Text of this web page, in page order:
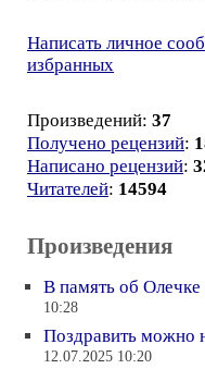
Написать личное
избранных
Произведений: 37
Получено рецензий:
Написано рецензий:
Читателей: 14594
Произведения
В память об Олечке
10:28
Поздравить можно
12.07.2025 10:20